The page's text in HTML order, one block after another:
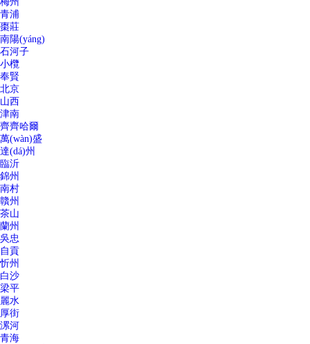
青浦
棗莊
南陽(yáng)
石河子
小欖
奉賢
北京
山西
津南
齊齊哈爾
萬(wàn)盛
達(dá)州
臨沂
錦州
南村
贛州
茶山
蘭州
吳忠
自貢
忻州
白沙
梁平
麗水
厚街
漯河
青海